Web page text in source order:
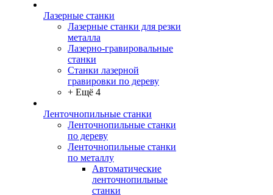
Лазерные станки
Лазерные станки для резки
металла
Лазерно-гравировальные
станки
Станки лазерной
гравировки по дереву
+ Ещё 4
Ленточнопильные станки
Ленточнопильные станки
по дереву
Ленточнопильные станки
по металлу
Автоматические
ленточнопильные
станки